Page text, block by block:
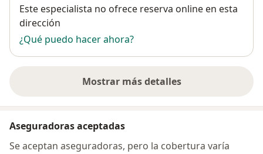
Disponibilidad
Este especialista no ofrece reserva online en esta
dirección
¿Qué puedo hacer ahora?
Mostrar más detalles
sobre la dirección
Aseguradoras aceptadas
Se aceptan aseguradoras, pero la cobertura varía